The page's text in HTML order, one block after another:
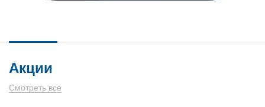
Акции
Смотреть все